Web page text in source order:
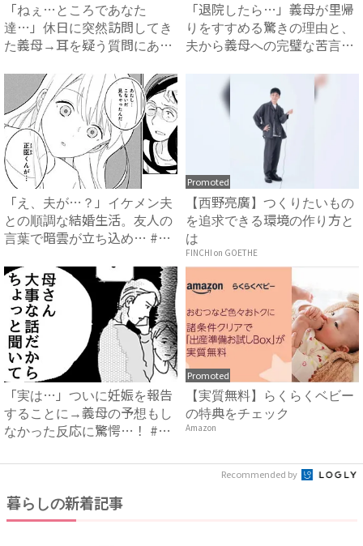
「ねぇ…ところであなた
達…」休日に突然訪問してき
た義母→耳を疑う質問にあ
「退院したら…」義母が里帰
りをすすめる驚きの理由と、
夫から義母への完璧な苦言
「え、夫が…？」イケメン夫
との順調な結婚生活。友人の
言葉で暗雲が立ち込め… #
Promoted
【西野亮廣】つくりたいもの
を追求できる環境の作り方と
は
FINCHI on GOETHE
「実は…」ついに妊娠を報告
することに→義母の予想もし
なかった反応に驚愕…！ #
Promoted
【実質無料】らくらくベビー
の特典をチェック
Amazon
Recommended by
暮らしの新着記事